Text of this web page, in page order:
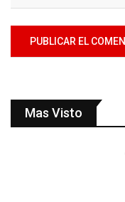
Mas Visto